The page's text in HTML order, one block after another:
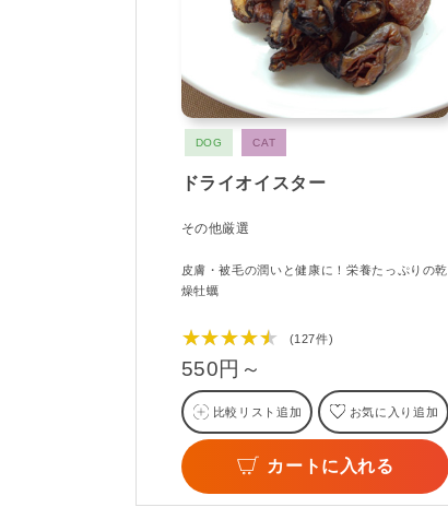
DOG CAT
ドライオイスター
その他厳選
皮膚・被毛の潤いと健康に！栄養たっぷりの乾
燥牡蠣
★★★★★ (127件)
550円～
比較リスト追加 お気に入り追加
カートに入れる